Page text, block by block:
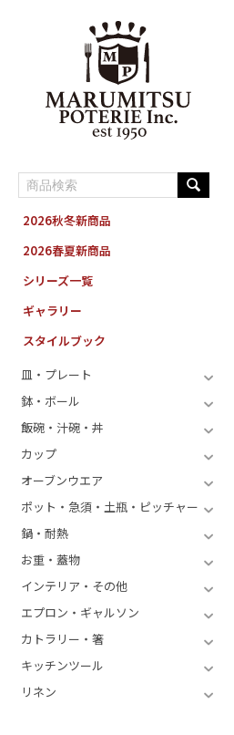
MARUMITSU POTERIE ORDER SYSTEM
2026秋冬新商品
2026春夏新商品
シリーズ一覧
ギャラリー
スタイルブック
皿・プレート
鉢・ボール
飯碗・汁碗・丼
カップ
オーブンウエア
ポット・急須・土瓶・ピッチャー
鍋・耐熱
お重・蓋物
インテリア・その他
エプロン・ギャルソン
カトラリー・箸
キッチンツール
リネン